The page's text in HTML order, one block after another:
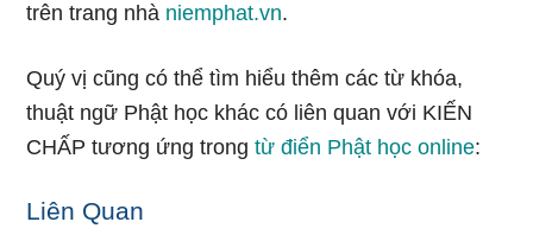
trên trang nhà niemphat.vn.
Quý vị cũng có thể tìm hiểu thêm các từ khóa,
thuật ngữ Phật học khác có liên quan với KIẾN
CHẤP tương ứng trongtừ điển Phật học online:
Liên Quan